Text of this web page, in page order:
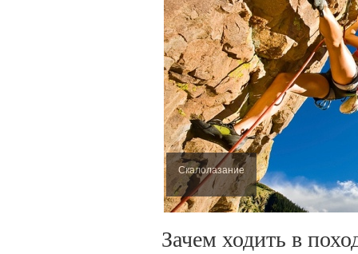
Скалолазание
Зачем ходить в